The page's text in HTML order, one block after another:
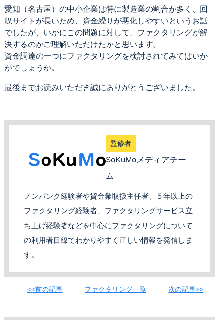
愛知（名古屋）の中小企業は特に製造業の割合が多く、回
収サイトが長いため、資金繰りが悪化しやすいというお話
でしたが、いかにこの問題に対して、ファクタリングが解
決するのかご理解いただけたかと思います。
資金調達の一つにファクタリングを検討されてみてはいか
がでしょうか。
最後までお読みいただき誠にありがとうございました。
監修者
SoKuMoメディアチー
ム
ノンバンク経験者や貸金業取扱主任者、５年以上の
ファクタリング経験者、ファクタリングサービス立
ち上げ経験者などを中心にファクタリングについて
の利用者目線でわかりやすく正しい情報を発信しま
す。
<<前の記事 ファクタリング一覧 次の記事>>